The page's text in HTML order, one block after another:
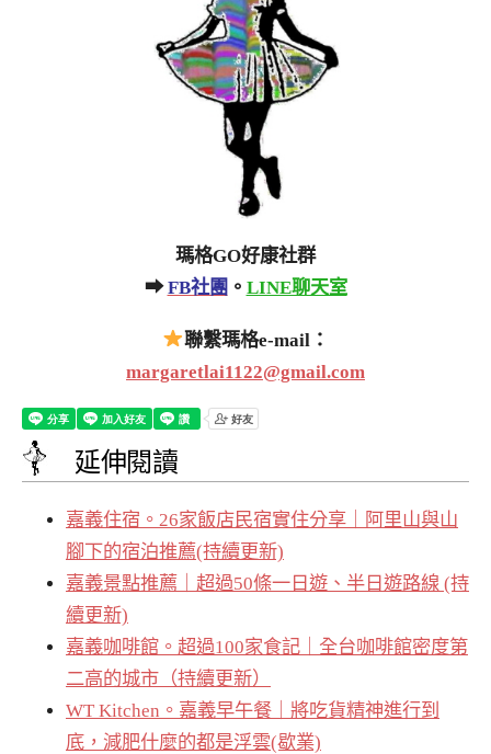
瑪格GO好康社群
➡FB社團 。 LINE聊天室
聯繫瑪格e-mail：
margaretlai1122@gmail.com
延伸閱讀
嘉義住宿。26家飯店民宿實住分享｜阿里山與山
腳下的宿泊推薦(持續更新)
嘉義景點推薦｜超過50條一日遊、半日遊路線 (持
續更新)
嘉義咖啡館。超過100家食記｜全台咖啡館密度第
二高的城市（持續更新）
WT Kitchen。嘉義早午餐｜將吃貨精神進行到
底，減肥什麼的都是浮雲(歇業)